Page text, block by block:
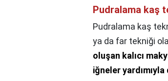
Pudralama kaş
Pudralama kaş
ya da far tekniği
oluşan kalıcı
iğneler